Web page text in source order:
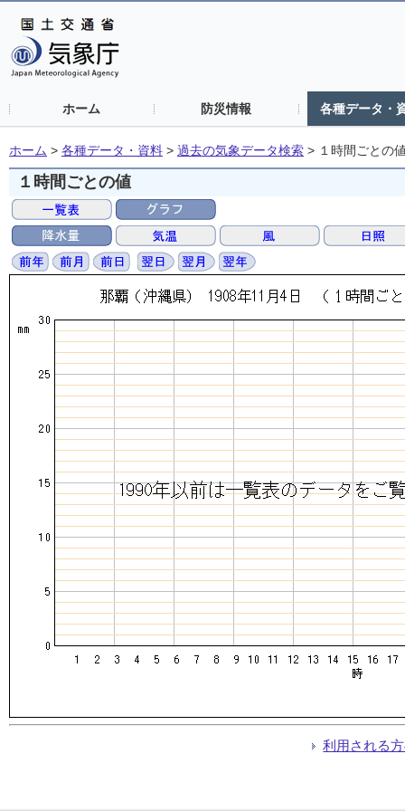
ホーム 防災情報 各種データ・
ホーム > 各種データ・資料 > 過去の気象データ検索 > １時間ごとの
１時間ごとの値
利用される